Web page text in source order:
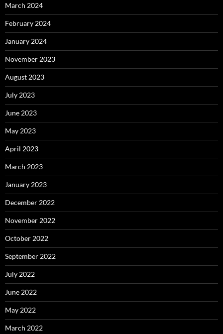
March 2024
February 2024
January 2024
November 2023
August 2023
July 2023
June 2023
May 2023
April 2023
March 2023
January 2023
December 2022
November 2022
October 2022
September 2022
July 2022
June 2022
May 2022
March 2022